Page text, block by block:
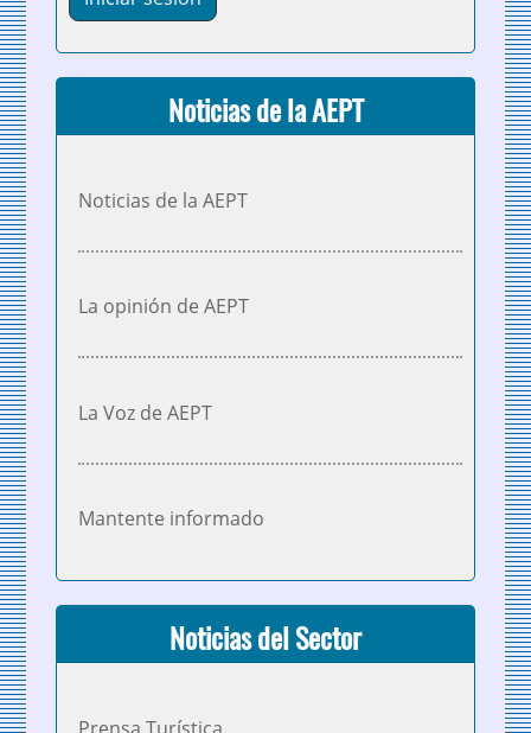
Noticias de la AEPT
Noticias de la AEPT
La opinión de AEPT
La Voz de AEPT
Mantente informado
Noticias del Sector